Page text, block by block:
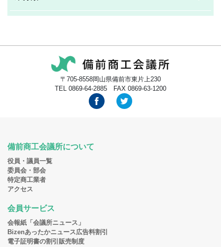
〒705-8558岡山県備前市東片上230
TEL 0869-64-2885 FAX 0869-63-1200
備前商工会議所について
役員・議員一覧
委員会・部会
特定商工業者
アクセス
会員サービス
会報紙「会議所ニュース」
Bizenあったかニュース広告料割引
電子証明書の割引販売制度